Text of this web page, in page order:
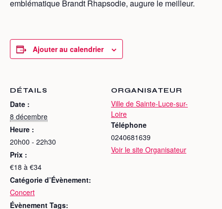
emblématique Brandt Rhapsodie, augure le meilleur.
Ajouter au calendrier
DÉTAILS
Date :
8 décembre
Heure :
20h00 - 22h30
Prix :
€18 à €34
Catégorie d’Évènement:
Concert
Évènement Tags:
ORGANISATEUR
Ville de Sainte-Luce-sur-
Loire
Téléphone
0240681639
Voir le site Organisateur